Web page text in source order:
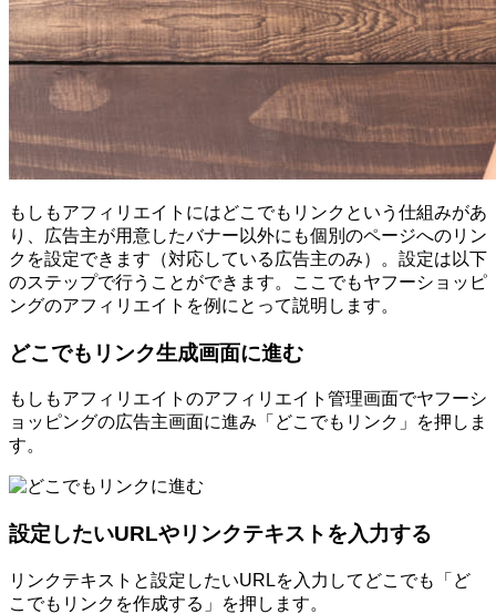
もしもアフィリエイトにはどこでもリンクという仕組みがあ
り、広告主が用意したバナー以外にも個別のページへのリン
クを設定できます（対応している広告主のみ）。設定は以下
のステップで行うことができます。ここでもヤフーショッピ
ングのアフィリエイトを例にとって説明します。
どこでもリンク生成画面に進む
もしもアフィリエイトのアフィリエイト管理画面でヤフーシ
ョッピングの広告主画面に進み「どこでもリンク」を押しま
す。
設定したいURLやリンクテキストを入力する
リンクテキストと設定したいURLを入力してどこでも「ど
こでもリンクを作成する」を押します。